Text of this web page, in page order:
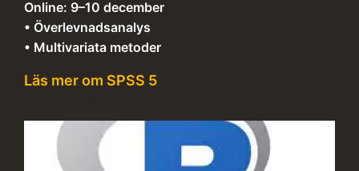
Online: 9–10 december
• Överlevnadsanalys
• Multivariata metoder
Läs mer om SPSS 5